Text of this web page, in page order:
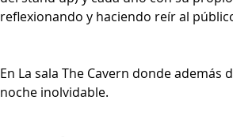
reflexionando y haciendo reír al
En La sala The Cavern donde
noche inolvidable.